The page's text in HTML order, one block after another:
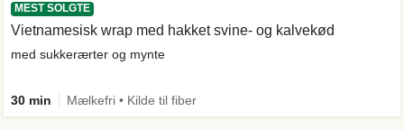
MEST SOLGTE
Vietnamesisk wrap med hakket svine- og kalvekød
med sukkerærter og mynte
30 min Mælkefri • Kilde til fiber